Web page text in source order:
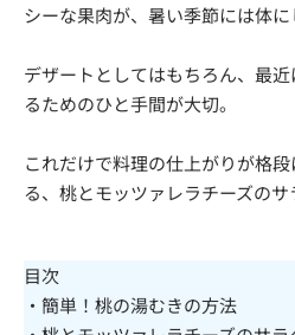
シーな果肉が、暑い季節には体に
デザートとしてはもちろん、最
るためのひと手間が大切。
これだけで料理の仕上がりが格
る、桃とモッツァレラチーズの
目次
・簡単！桃の湯むきの方法